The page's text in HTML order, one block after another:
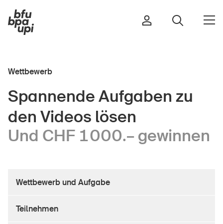
Sport & Bewegung
Zuhause & Garten
Gebäude & Anlagen
In der Schule
Wettbewerb
Spannende Aufgaben zu
den Videos lösen
Und CHF 1000.– gewinnen
Wettbewerb und Aufgabe
Teilnehmen